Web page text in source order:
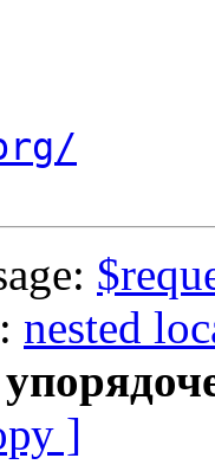
nested
]